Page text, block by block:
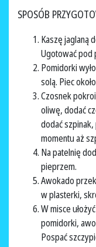
SPOSÓB
Kaszę jaglaną
Ugotować pod
Pomidorki
solą. Piec
Czosnek
oliwę, dodać
dodać
momentu aż
Na patelnię
pieprzem.
Awokado
w plasterki,
W misce
pomidorki,
Pospać